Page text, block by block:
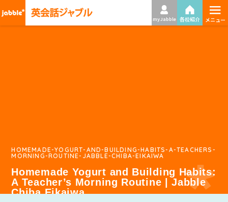
my Jabble 各校紹介 ≡
メニュー
HOMEMADE-YOGURT-AND-BUILDING-HABITS-A-TEACHERS-
MORNING-ROUTINE-JABBLE-CHIBA-EIKAIWA
Homemade Yogurt and Building Habits:
A Teacher’s Morning Routine | Jabble
Chiba Eikaiwa